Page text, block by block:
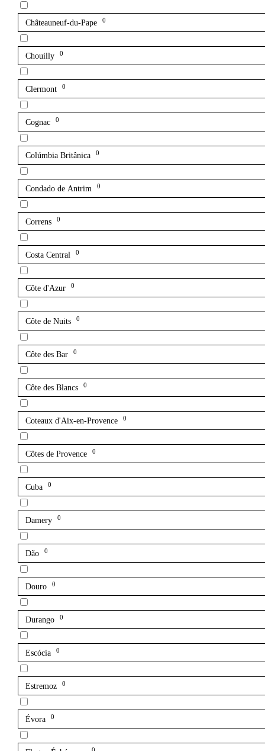
Châteauneuf-du-Pape 0
Chouilly 0
Clermont 0
Cognac 0
Colúmbia Britânica 0
Condado de Antrim 0
Correns 0
Costa Central 0
Côte d'Azur 0
Côte de Nuits 0
Côte des Bar 0
Côte des Blancs 0
Coteaux d'Aix-en-Provence 0
Côtes de Provence 0
Cuba 0
Damery 0
Dão 0
Douro 0
Durango 0
Escócia 0
Estremoz 0
Évora 0